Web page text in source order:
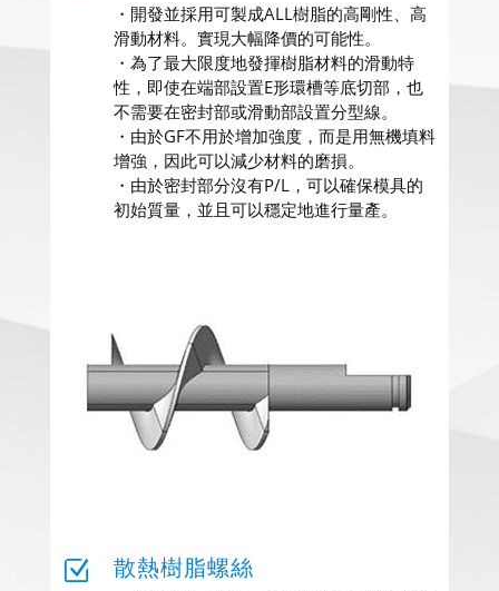
・開發並採用可製成ALL樹脂的高剛性、高
滑動材料。實現大幅降價的可能性。
・為了最大限度地發揮樹脂材料的滑動特
性，即使在端部設置E形環槽等底切部，也
不需要在密封部或滑動部設置分型線。
・由於GF不用於增加強度，而是用無機填料
增強，因此可以減少材料的磨損。
・由於密封部分沒有P/L，可以確保模具的
初始質量，並且可以穩定地進行量產。
Z 散熱樹脂螺絲